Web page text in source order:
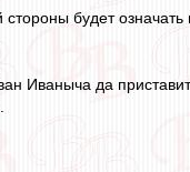
будет
Иваныча да